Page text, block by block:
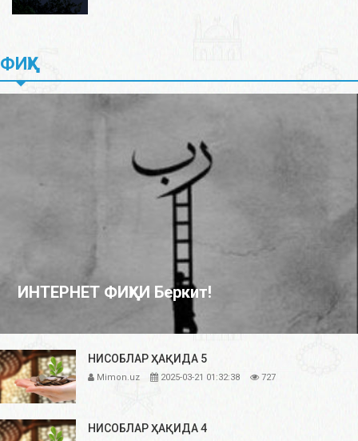
ФИҚҲ
ИНТЕРНЕТ ФИҚҲИ Беркит!
НИСОБЛАР ҲАҚИДА 5
Mimon.uz 2025-03-21 01:32:38 727
НИСОБЛАР ҲАҚИДА 4